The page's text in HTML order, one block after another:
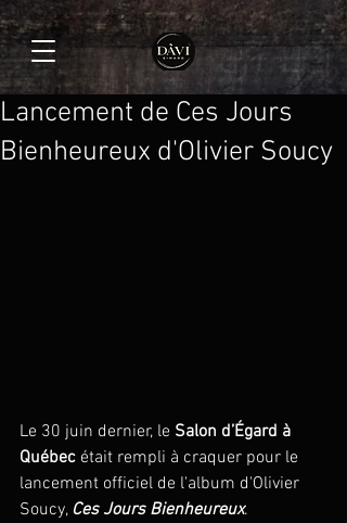
Lancement de Ces Jours
Bienheureux d'Olivier Soucy
Le 30 juin dernier, le Salon d’Égard à
Québec était rempli à craquer pour le
lancement officiel de l'album d'Olivier
Soucy, Ces Jours Bienheureux.